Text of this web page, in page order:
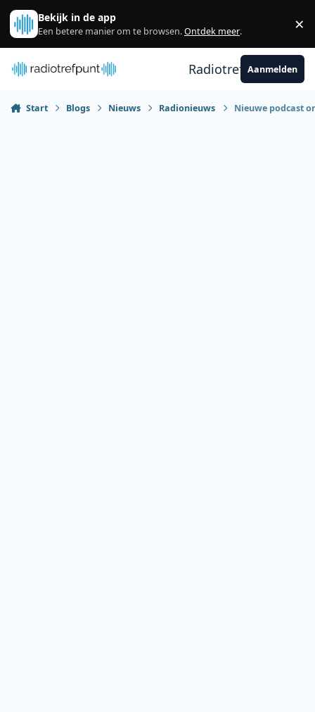
Spring naar bijdragen
Bekijk in de app
Een betere manier om te browsen.Ontdek meer. ×
RadiotrefpuntAanmelden
Start Blogs Nieuws Radionieuws Nieuwe podcast